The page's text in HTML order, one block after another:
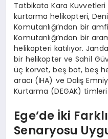
Tatbikata Kara Kuvvetleri
kurtarma helikopteri,
Komutanlığı’ndan bir
Komutanlığı’ndan bir
helikopteri katılıyor.
bir helikopter ve Sahil
üç korvet, beş bot, beş
aracı (İHA) ve Dalış
Kurtarma (DEGAK)
Ege’de İki
Senaryosu